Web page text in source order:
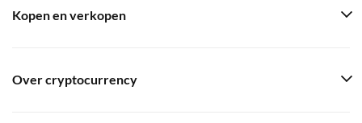
Kopen en verkopen
Over cryptocurrency